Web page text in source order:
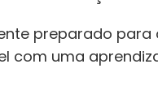
preparado
com uma